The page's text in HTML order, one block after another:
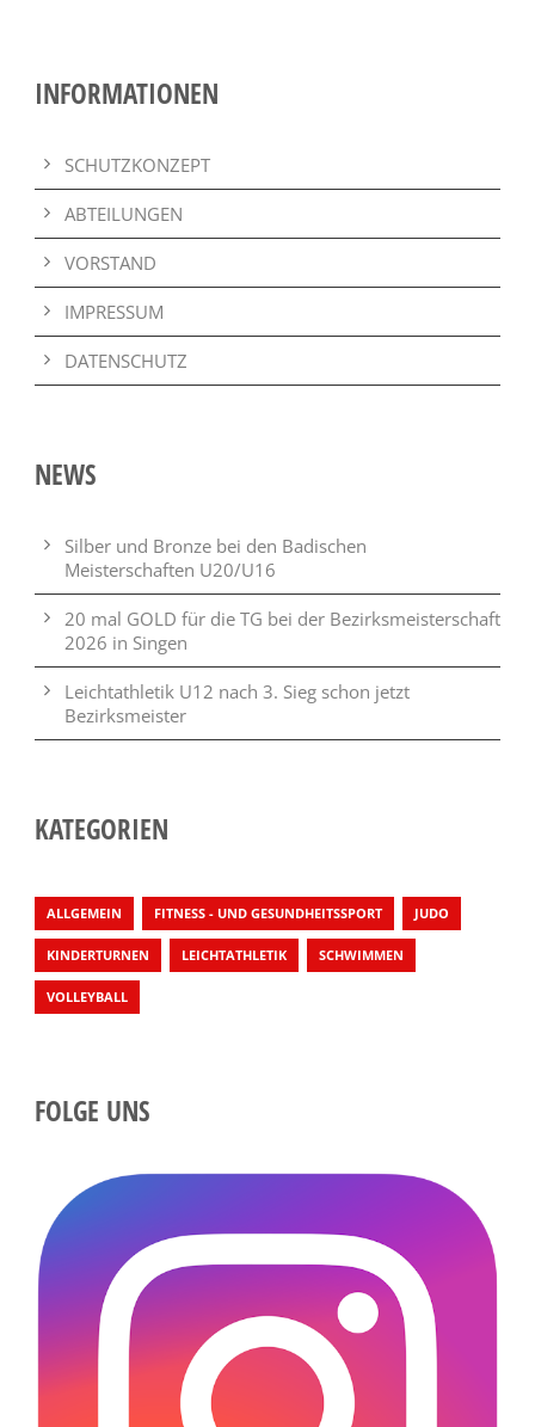
INFORMATIONEN
SCHUTZKONZEPT
ABTEILUNGEN
VORSTAND
IMPRESSUM
DATENSCHUTZ
NEWS
Silber und Bronze bei den Badischen
Meisterschaften U20/U16
20 mal GOLD für die TG bei der Bezirksmeisterschaft
2026 in Singen
Leichtathletik U12 nach 3. Sieg schon jetzt
Bezirksmeister
KATEGORIEN
ALLGEMEIN FITNESS - UND GESUNDHEITSSPORT JUDO
KINDERTURNEN LEICHTATHLETIK SCHWIMMEN
VOLLEYBALL
FOLGE UNS